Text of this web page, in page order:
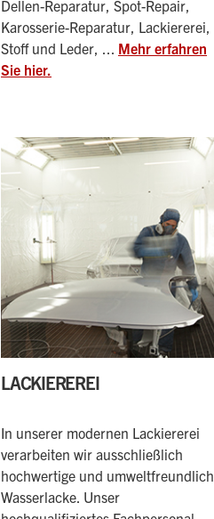
Dellen-Reparatur, Spot-Repair,
Karosserie-Reparatur, Lackiererei,
Stoff und Leder, ... Mehr erfahren
Sie hier.
LACKIEREREI
In unserer modernen Lackiererei
verarbeiten wir ausschließlich
hochwertige und
Wasserlacke. Unser